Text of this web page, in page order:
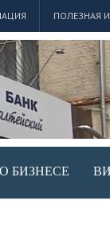
ПОЛЕЗНАЯ
БИЗНЕСЕ